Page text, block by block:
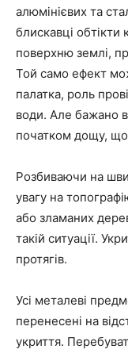
алюмінієвих та
блискавці обтікти
поверхню землі,
Той само ефект
палатка, роль
води. Але бажано
початком дощу,
Розбиваючи на
увагу на
або зламаних
такій ситуації.
протягів.
Усі металеві
перенесені на
укриття.